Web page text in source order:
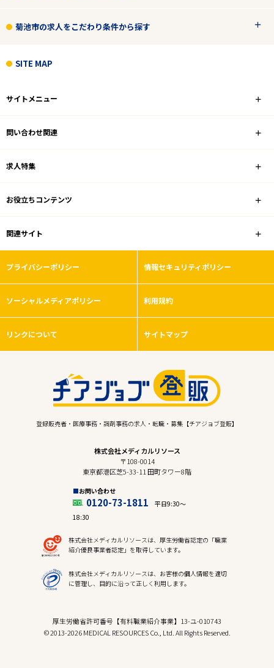
エリアで探す
菊池市
調剤薬局
雇用形態
こだわり条件
フリーワード
菊池市の求人をこだわり条件から探す
SITE MAP
サイトメニュー
問い合わせ関連
求人特集
お役立ちコンテンツ
関連サイト
プライバシーポリシー 情報セキュリティポリシー
ソーシャルメディアポリシー 利用規約
リンクについて サイトマップ
登録販売者・医療事務・調剤事務の求人・転職・募集【チアジョブ登販】
株式会社メディカルリソース
〒108-0014
東京都港区芝5-33-11 田町タワー8階
お問い合わせ
0120-73-1811
平日9:30〜
18:30
株式会社メディカルリソースは、厚生労働省認定の「職業
紹介優良事業者認定」を取得しています。
株式会社メディカルリソースは、お客様の個人情報を適切
に管理し、目的に沿って正しく利用します。
厚生労働省許可番号【有料職業紹介事業】13-ユ-010743
© 2013-2026 MEDICAL RESOURCES Co., Ltd. All Rights Reserved.